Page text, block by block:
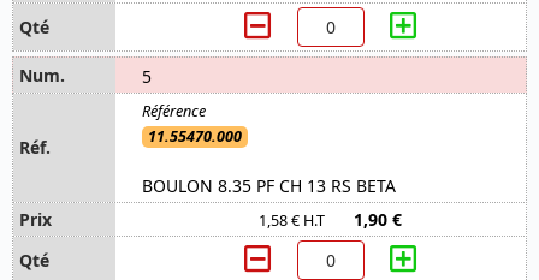
5
11.55470.000
BOULON 8.35 PF CH 13 RS BETA
1,58 € H.T 1,90 €